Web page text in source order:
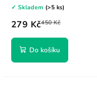
279 Kč450 Kč
✓ Skladem (>5 ks)
Do košíku